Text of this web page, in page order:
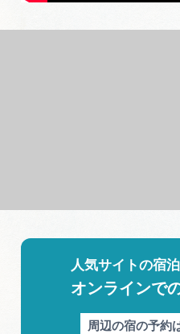
人気サイトの宿
オンラインで
周辺の宿の予約